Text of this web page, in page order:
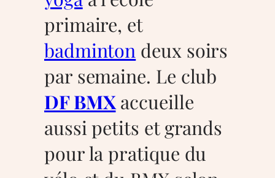
primaire, et
badminton deux soirs
par semaine. Le club
DF BMX accueille
aussi petits et grands
pour la pratique du